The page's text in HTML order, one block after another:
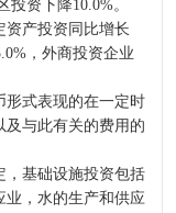
资下降10.0%。
产投资同比增长
，外商投资企业
式表现的在一定时
及与此有关的费用的
基础设施投资包括
业，水的生产和供应